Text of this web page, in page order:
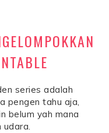
series adalah
pengen tahu aja,
belum yah mana
udara.